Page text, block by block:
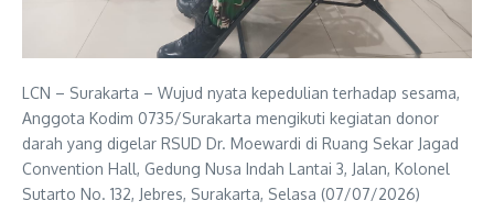
LCN – Surakarta – Wujud nyata kepedulian terhadap sesama,
Anggota Kodim 0735/Surakarta mengikuti kegiatan donor
darah yang digelar RSUD Dr. Moewardi di Ruang Sekar Jagad
Convention Hall, Gedung Nusa Indah Lantai 3, Jalan, Kolonel
Sutarto No. 132, Jebres, Surakarta, Selasa (07/07/2026)